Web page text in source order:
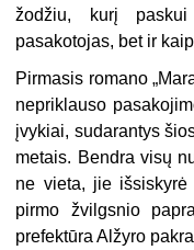
žodžiu, kurį
pasakotojas, bet ir
Pirmasis romano
nepriklauso
įvykiai, sudarantys
metais. Bendra visų
ne vieta, jie
pirmo žvilgsnio
prefektūra Alžyro